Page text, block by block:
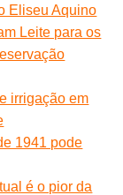
Eliseu Aquino
Leite para os
irrigação em
1941 pode
é o pior da